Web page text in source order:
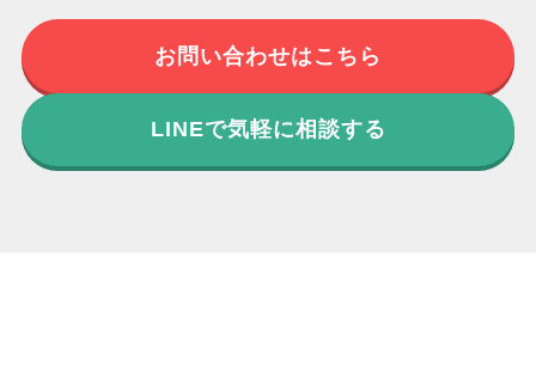
お問い合わせはこちら
LINEで気軽に相談する